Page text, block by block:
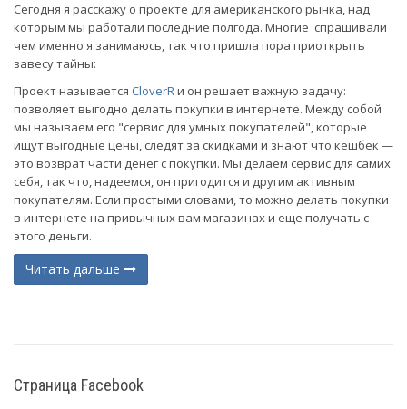
Сегодня я расскажу о проекте для американского рынка, над
которым мы работали последние полгода. Многие спрашивали
чем именно я занимаюсь, так что пришла пора приоткрыть
завесу тайны:
Проект называется CloverRи он решает важную задачу:
позволяет выгодно делать покупки в интернете. Между собой
мы называем его "сервис для умных покупателей", которые
ищут выгодные цены, следят за скидками и знают что кешбек —
это возврат части денег с покупки. Мы делаем сервис для самих
себя, так что, надеемся, он пригодится и другим активным
покупателям. Если простыми словами, то можно делать покупки
в интернете на привычных вам магазинах и еще получать с
этого деньги.
Читать дальше
Страница Facebook